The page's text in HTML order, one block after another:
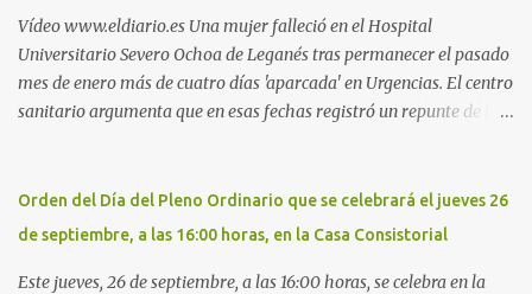
Vídeo www.eldiario.es Una mujer falleció en el Hospital
Universitario Severo Ochoa de Leganés tras permanecer el pasado
mes de enero más de cuatro días 'aparcada' en Urgencias. El centro
sanitario argumenta que en esas fechas registró un repunte de las
arritmia y agravamiento de su dolencia por culpa de un resfriado.
Por ello, la ingresaron a finales del año pasado en el Hospital
cama, en el pasillo, sin mantas y sin poder descansar. Su hija, que
Orden del Día del Pleno Ordinario que se celebrará el jueves 26
de septiembre, a las 16:00 horas, en la Casa Consistorial
Este jueves, 26 de septiembre, a las 16:00 horas, se celebra en la